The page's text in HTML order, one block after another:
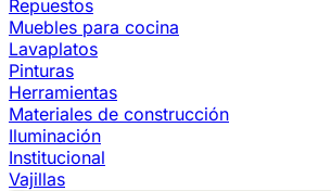
Repuestos
Muebles para cocina
Lavaplatos
Pinturas
Herramientas
Materiales de construcción
Iluminación
Institucional
Vajillas